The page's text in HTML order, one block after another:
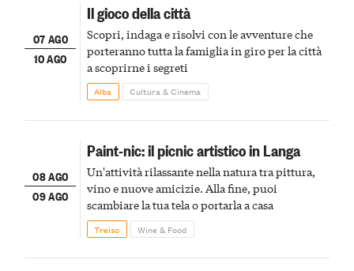
07 AGO
10 AGO
Il gioco della città
Scopri, indaga e risolvi con le avventure che
porteranno tutta la famiglia in giro per la città
a scoprirne i segreti
Alba Cultura & Cinema
08 AGO
09 AGO
Paint-nic: il picnic artistico in Langa
Un'attività rilassante nella natura tra pittura,
vino e nuove amicizie. Alla fine, puoi
scambiare la tua tela o portarla a casa
Treiso Wine & Food